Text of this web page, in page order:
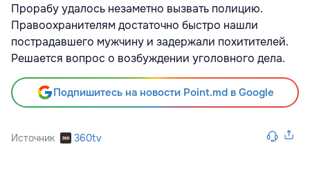
Прорабу удалось незаметно вызвать полицию.
Правоохранителям достаточно быстро нашли
пострадавшего мужчину и задержали похитителей.
Решается вопрос о возбуждении уголовного дела.
Подпишитесь на новости Point.md в Google
Источник 360tv